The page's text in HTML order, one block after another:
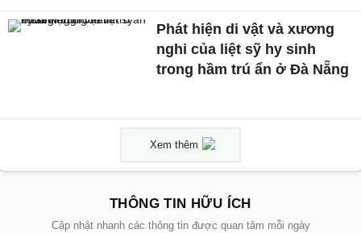
Phát hiện di vật và xương
nghi của liệt sỹ hy sinh
trong hầm trú ẩn ở Đà Nẵng
Xem thêm
THÔNG TIN HỮU ÍCH
Cập nhật nhanh các thông tin được quan tâm mỗi ngày